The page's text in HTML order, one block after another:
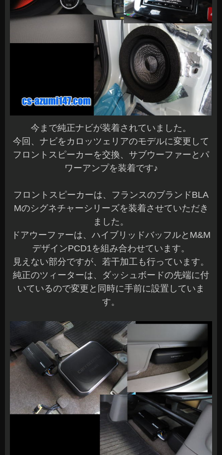
今まで純正ナビが装着されていました。
今回、ナビをカロッツェリアのモデルに変更して
フロントスピーカーを交換、サブウーファーとパ
ワーアンプを装着です♪
フロントスピーカーは、フランスのブランドBLA
Mのシグネチャーシリーズを装着させていただき
ました。
ドアウーファーは、ハイブリッドバッフルとM&M
デザインPCD1を組み合わせています。
見えない部分ですが、若干加工も行っています。
純正のツィーターは、ダッシュボードの先端に付
いているので変更と同時に手前に設置していま
す。